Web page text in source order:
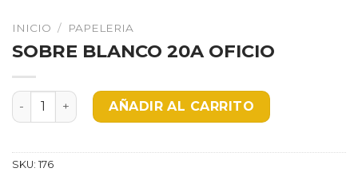
INICIO / PAPELERIA
SOBRE BLANCO 20A OFICIO
SOBRE BLANCO 20A OFICIO cantidad
AÑADIR AL CARRITO
SKU: 176